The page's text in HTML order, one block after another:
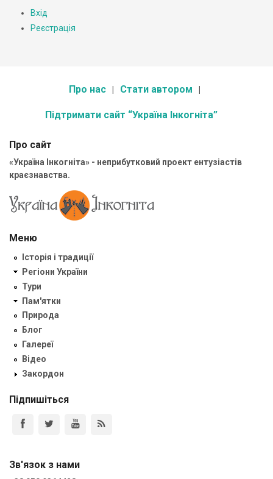
Вхід
Реєстрація
Про нас Стати автором
Підтримати сайт “Україна Інкогніта”
Про сайт
«Україна Інкогніта» - неприбутковий проект ентузіастів
краєзнавства.
Меню
Історія і традиції
Регіони України
Тури
Пам'ятки
Природа
Блог
Галереї
Відео
Закордон
Підпишіться
Зв'язок з нами